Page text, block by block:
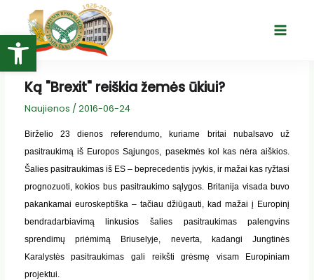
Open toolbar
turinio
Main
Ką "Brexit" reiškia žemės ūkiui?
Naujienos / 2016-06-24
Birželio 23 dienos referendumo, kuriame britai nubalsavo už
pasitraukimą iš Europos Sąjungos, pasekmės kol kas nėra aiškios.
Šalies pasitraukimas iš ES – beprecedentis įvykis, ir mažai kas ryžtasi
prognozuoti, kokios bus pasitraukimo sąlygos. Britanija visada buvo
pakankamai euroskeptiška – tačiau džiūgauti, kad mažai į Europinį
bendradarbiavimą linkusios šalies pasitraukimas palengvins
sprendimų priėmimą
Briuselyje,
neverta, kadangi Jungtinės
Karalystės pasitraukimas gali reikšti grėsmę visam Europiniam
projektui.